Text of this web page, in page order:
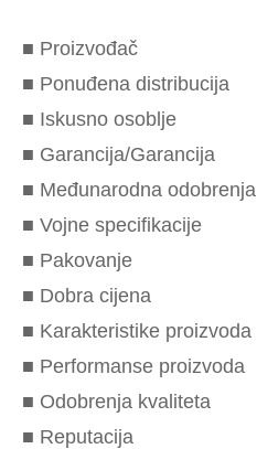
■ Proizvođač
■ Ponuđena distribucija
■ Iskusno osoblje
■ Garancija/Garancija
■ Međunarodna odobrenja
■ Vojne specifikacije
■ Pakovanje
■ Dobra cijena
■ Karakteristike proizvoda
■ Performanse proizvoda
■ Odobrenja kvaliteta
■ Reputacija